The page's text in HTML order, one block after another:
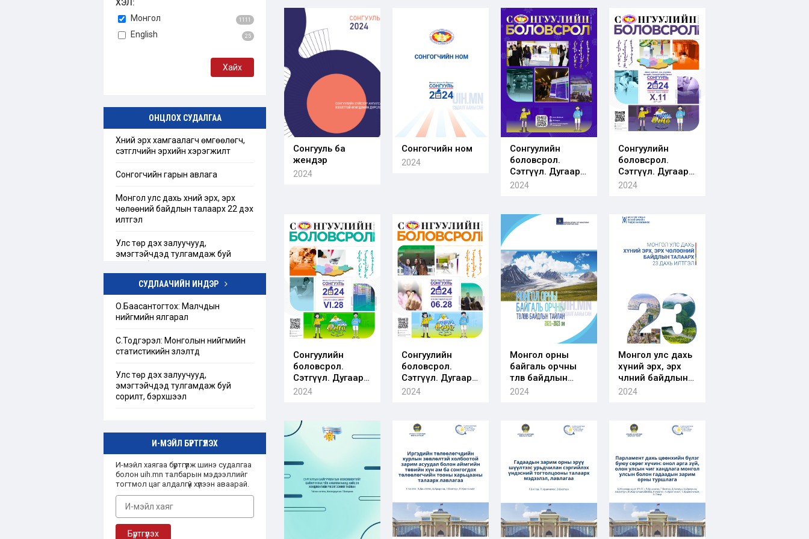
ХЭЛ:
Монгол
1111
English 25
ОНЦЛОХ СУДАЛГАА
Хүний эрх хамгаалагч өмгөөлөгч,
сэтгүүлчийн эрхийн хэрэгжилт
Сонгогчийн гарын авлага
Монгол улс дахь хүний эрх, эрх
чөлөөний байдлын талаарх 22 дэх
илтгэл
Улс төр дэх залуучууд,
эмэгтэйчүүдэд тулгамдаж буй
Төрийн бус байгууллагын тухай
хэрэгцээ, шаардлагын тандан
судалгаа
“Ашгийн бус байгууллага”-ын
талаарх Монгол улсын эрх зүйн
СУДЛААЧИЙН ИНДЭР
О.Баасантогтох: Малчдын
нийгмийн ялгарал
С.Тодгэрэл: Монголын нийгмийн
статистикийн үзүүлэлтүүд
Улс төр дэх залуучууд,
эмэгтэйчүүдэд тулгамдаж буй
сорилт, бэрхшээл
И-МЭЙЛ БҮРТГҮҮЛЭХ
И-мэйл хаягаа бүртгүүлж шинэ судалгаа
болон uih.mn талбарын мэдээллийг
тогтмол цаг алдалгүй хүлээн аваарай.
боловсрох
эрхийн
хэрэгжилт
(түргэн
үнэлгээний
мониторингийн
тайлан
Сонгууль ба
жендэр
2024
Сонгогчийн ном
2024
Сонгуулийн
боловсрол.
Сэтгүүл. Дугаар
2024/04
2024
Сонгуулийн
боловсрол.
Сэтгүүл. Дугаар
2024/03
2024
Сонгуулийн
боловсрол.
Сэтгүүл. Дугаар
2024/02
2024
Сонгуулийн
боловсрол.
Сэтгүүл. Дугаар
2024/01
2024
Монгол орны
байгаль орчны
төлөв байдлын
тайлан 2021-
2024
Монгол улс дахь
хүний эрх, эрх
чөлөөний байдлын
талаарх 23 дахь
2024